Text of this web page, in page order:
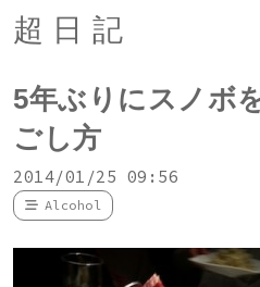
超日記
5年ぶりにスノボ
ごし方
2014/01/25 09:56
Alcohol